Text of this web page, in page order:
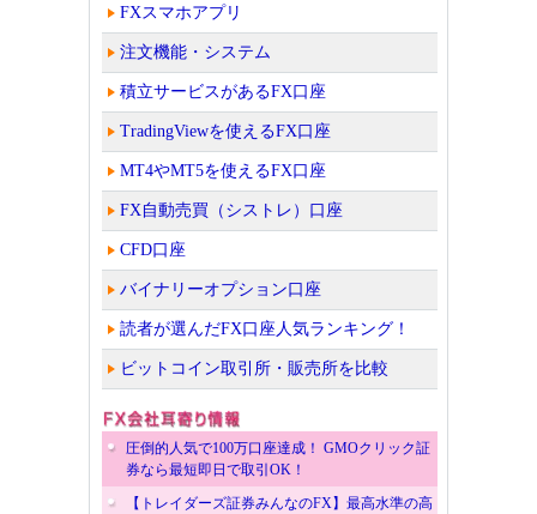
FXスマホアプリ
注文機能・システム
積立サービスがあるFX口座
TradingViewを使えるFX口座
MT4やMT5を使えるFX口座
FX自動売買（シストレ）口座
CFD口座
バイナリーオプション口座
読者が選んだFX口座人気ランキング！
ビットコイン取引所・販売所を比較
圧倒的人気で100万口座達成！ GMOクリック証
券なら最短即日で取引OK！
【トレイダーズ証券みんなのFX】最高水準の高